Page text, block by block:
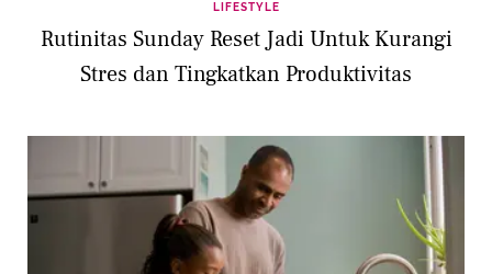
LIFESTYLE
Rutinitas Sunday Reset Jadi Untuk Kurangi
Stres dan Tingkatkan Produktivitas